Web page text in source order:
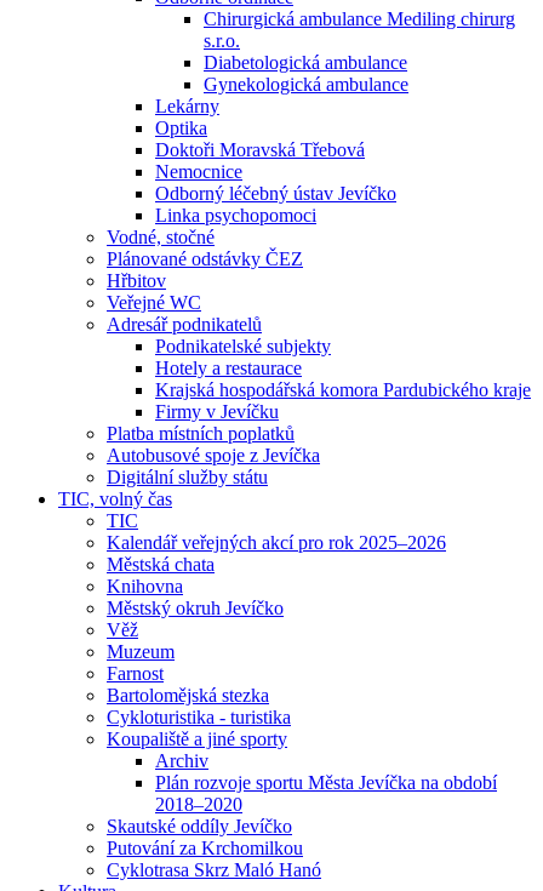
Chirurgická ambulance Mediling chirurg
s.r.o.
Diabetologická ambulance
Gynekologická ambulance
Lekárny
Optika
Doktoři Moravská Třebová
Nemocnice
Odborný léčebný ústav Jevíčko
Linka psychopomoci
Vodné, stočné
Plánované odstávky ČEZ
Hřbitov
Veřejné WC
Adresář podnikatelů
Podnikatelské subjekty
Hotely a restaurace
Krajská hospodářská komora Pardubického kraje
Firmy v Jevíčku
Platba místních poplatků
Autobusové spoje z Jevíčka
Digitální služby státu
TIC, volný čas
TIC
Kalendář veřejných akcí pro rok 2025–2026
Městská chata
Knihovna
Městský okruh Jevíčko
Věž
Muzeum
Farnost
Bartolomějská stezka
Cykloturistika - turistika
Koupaliště a jiné sporty
Archiv
Plán rozvoje sportu Města Jevíčka na období
2018–2020
Skautské oddíly Jevíčko
Putování za Krchomilkou
Cyklotrasa Skrz Maló Hanó